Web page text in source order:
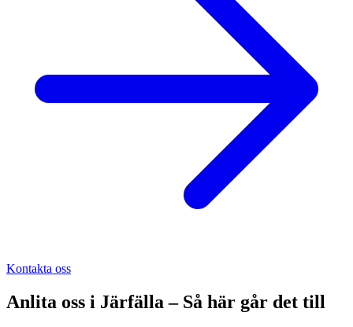
Kontakta oss
Anlita oss i Järfälla – Så här går det till